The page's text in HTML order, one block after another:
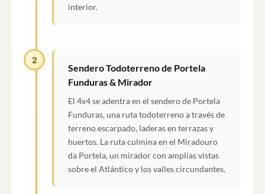
interior.
2
Sendero Todoterreno de Portela
Funduras & Mirador
El 4x4 se adentra en el sendero de Portela
Funduras, una ruta todoterreno a través de
terreno escarpado, laderas en terrazas y
huertos. La ruta culmina en el Miradouro
da Portela, un mirador con amplias vistas
sobre el Atlántico y los valles circundantes.